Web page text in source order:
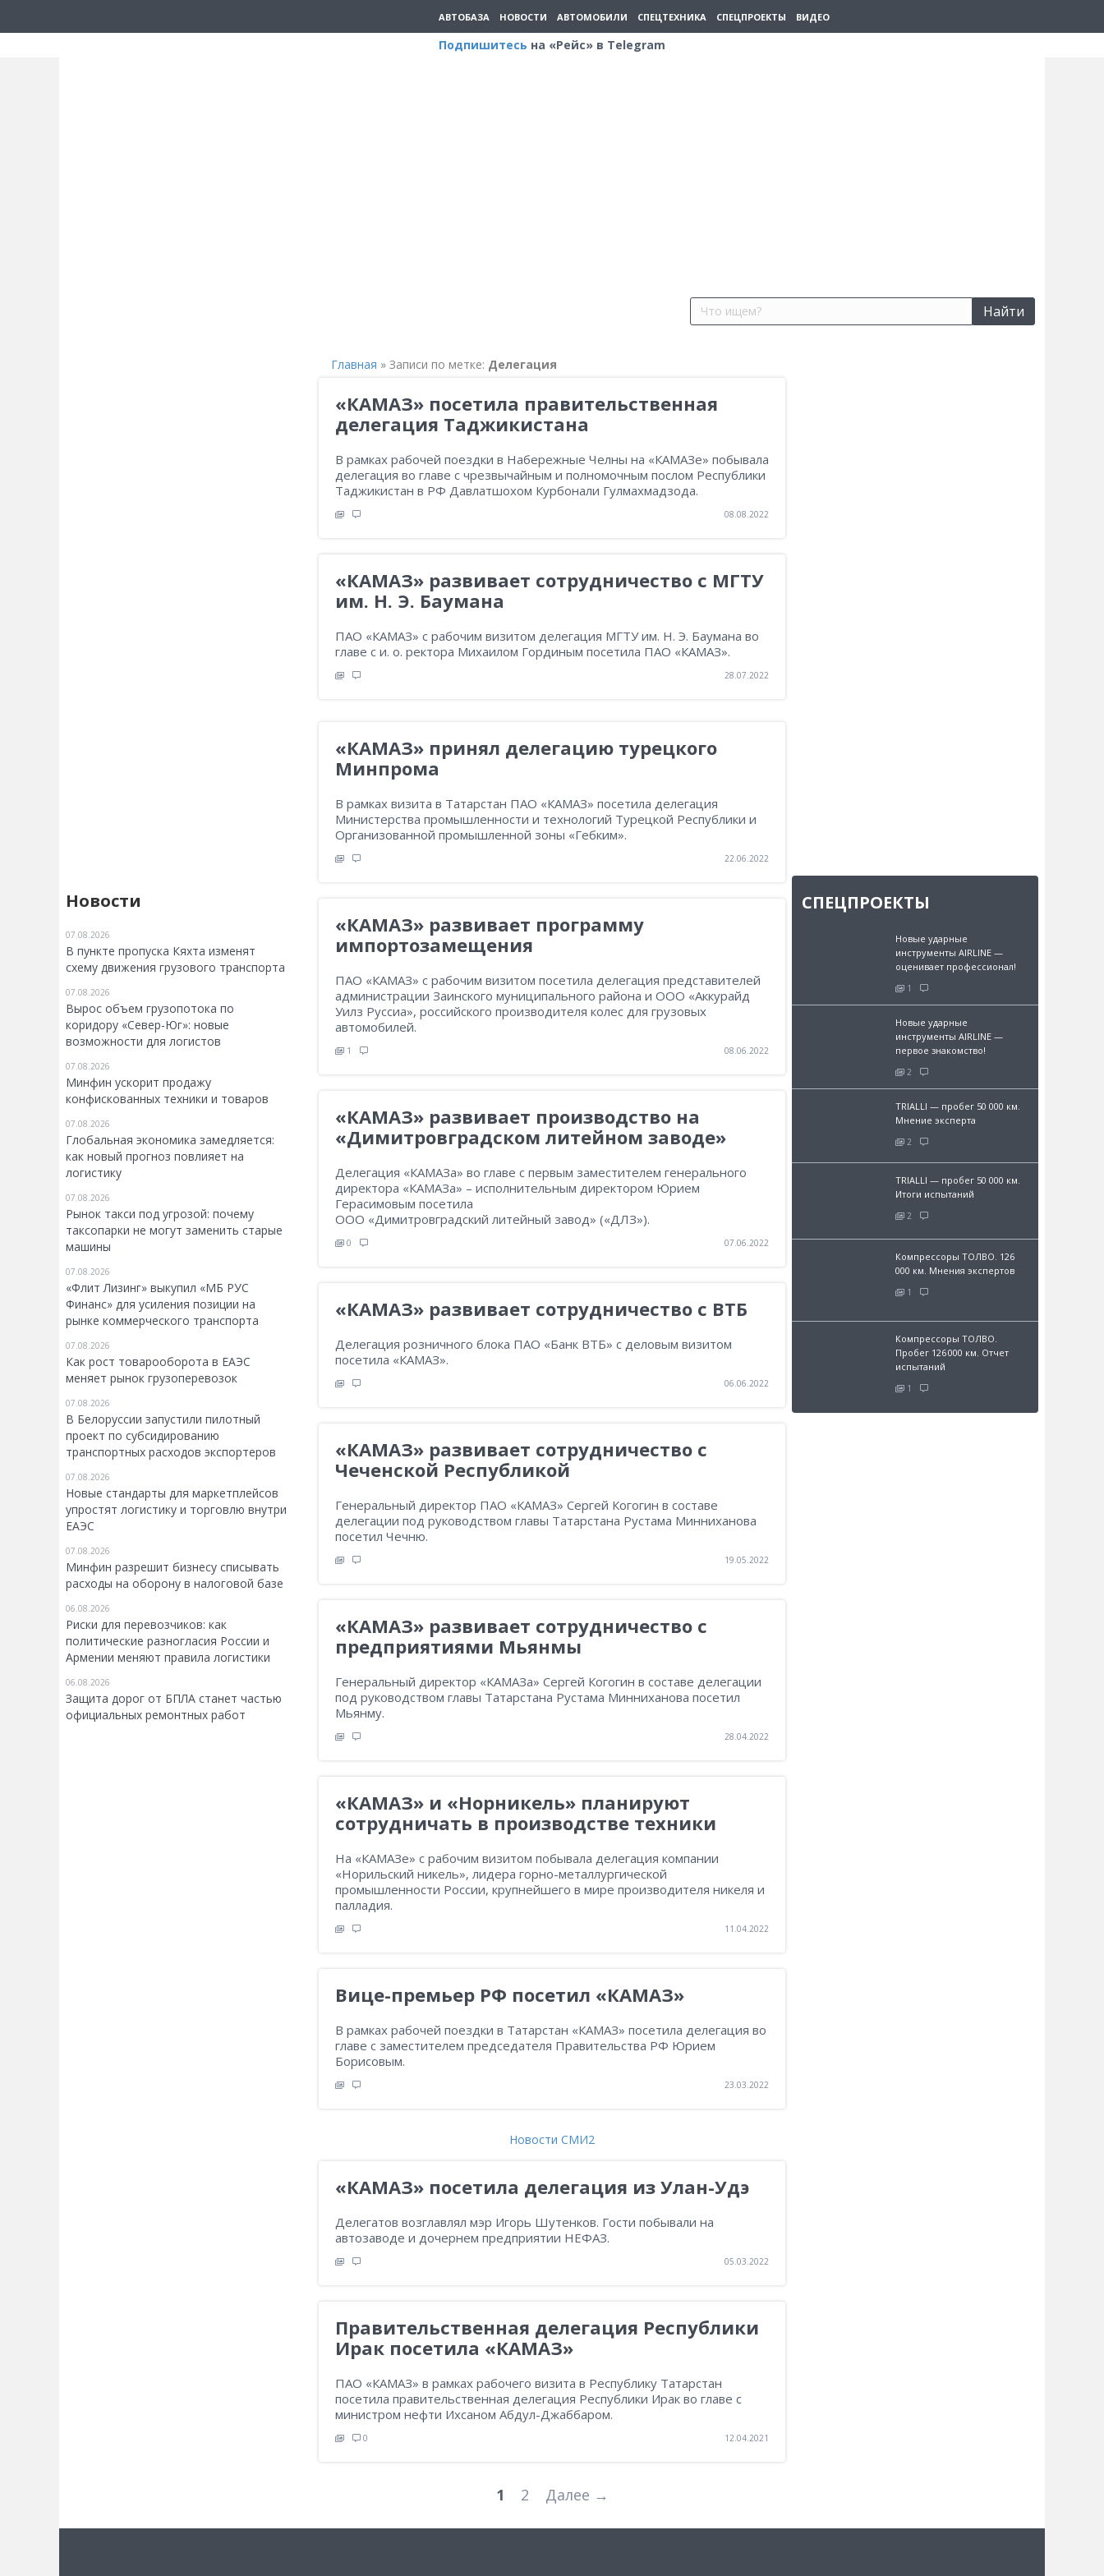
АВТОБАЗА НОВОСТИ АВТОМОБИЛИ СПЕЦТЕХНИКА СПЕЦПРОЕКТЫ ВИДЕО
Подпишитесь на «Рейс» в Telegram
Найти
Новости
07.08.2026
В пункте пропуска Кяхта изменят
схему движения грузового транспорта
07.08.2026
Вырос объем грузопотока по
коридору «Север-Юг»: новые
возможности для логистов
07.08.2026
Минфин ускорит продажу
конфискованных техники и товаров
07.08.2026
Глобальная экономика замедляется:
как новый прогноз повлияет на
логистику
07.08.2026
Рынок такси под угрозой: почему
таксопарки не могут заменить старые
машины
07.08.2026
«Флит Лизинг» выкупил «МБ РУС
Финанс» для усиления позиции на
рынке коммерческого транспорта
07.08.2026
Как рост товарооборота в ЕАЭС
меняет рынок грузоперевозок
07.08.2026
В Белоруссии запустили пилотный
проект по субсидированию
транспортных расходов экспортеров
07.08.2026
Новые стандарты для маркетплейсов
упростят логистику и торговлю внутри
ЕАЭС
07.08.2026
Минфин разрешит бизнесу списывать
расходы на оборону в налоговой базе
06.08.2026
Риски для перевозчиков: как
политические разногласия России и
Армении меняют правила логистики
06.08.2026
Защита дорог от БПЛА станет частью
официальных ремонтных работ
Главная » Записи по метке: Делегация
«КАМАЗ» посетила правительственная
делегация Таджикистана
В рамках рабочей поездки в Набережные Челны на «КАМАЗе» побывала
делегация во главе с чрезвычайным и полномочным послом Республики
Таджикистан в РФ Давлатшохом Курбонали Гулмахмадзода.
08.08.2022
«КАМАЗ» развивает сотрудничество с МГТУ
им. Н. Э. Баумана
ПАО «КАМАЗ» с рабочим визитом делегация МГТУ им. Н. Э. Баумана во
главе с и. о. ректора Михаилом Гординым посетила ПАО «КАМАЗ».
28.07.2022
«КАМАЗ» принял делегацию турецкого
Минпрома
В рамках визита в Татарстан ПАО «КАМАЗ» посетила делегация
Министерства промышленности и технологий Турецкой Республики и
Организованной промышленной зоны «Гебким».
22.06.2022
«КАМАЗ» развивает программу
импортозамещения
ПАО «КАМАЗ» с рабочим визитом посетила делегация представителей
администрации Заинского муниципального района и ООО «Аккурайд
Уилз Руссиа», российского производителя колес для грузовых
автомобилей.
1 08.06.2022
«КАМАЗ» развивает производство на
«Димитровградском литейном заводе»
Делегация «КАМАЗа» во главе с первым заместителем генерального
директора «КАМАЗа» – исполнительным директором Юрием
Герасимовым посетила
ООО «Димитровградский литейный завод» («ДЛЗ»).
0 07.06.2022
«КАМАЗ» развивает сотрудничество с ВТБ
Делегация розничного блока ПАО «Банк ВТБ» с деловым визитом
посетила «КАМАЗ».
06.06.2022
«КАМАЗ» развивает сотрудничество с
Чеченской Республикой
Генеральный директор ПАО «КАМАЗ» Сергей Когогин в составе
делегации под руководством главы Татарстана Рустама Минниханова
посетил Чечню.
19.05.2022
«КАМАЗ» развивает сотрудничество с
предприятиями Мьянмы
Генеральный директор «КАМАЗа» Сергей Когогин в составе делегации
под руководством главы Татарстана Рустама Минниханова посетил
Мьянму.
28.04.2022
«КАМАЗ» и «Норникель» планируют
сотрудничать в производстве техники
На «КАМАЗе» с рабочим визитом побывала делегация компании
«Норильский никель», лидера горно-металлургической
промышленности России, крупнейшего в мире производителя никеля и
палладия.
11.04.2022
Вице-премьер РФ посетил «КАМАЗ»
В рамках рабочей поездки в Татарстан «КАМАЗ» посетила делегация во
главе с заместителем председателя Правительства РФ Юрием
Борисовым.
23.03.2022
Новости СМИ2
«КАМАЗ» посетила делегация из Улан-Удэ
Делегатов возглавлял мэр Игорь Шутенков. Гости побывали на
автозаводе и дочернем предприятии НЕФАЗ.
05.03.2022
Правительственная делегация Республики
Ирак посетила «КАМАЗ»
ПАО «КАМАЗ» в рамках рабочего визита в Республику Татарстан
посетила правительственная делегация Республики Ирак во главе с
министром нефти Ихсаном Абдул-Джаббаром.
0 12.04.2021
1 2 Далее →
СПЕЦПРОЕКТЫ
Новые ударные
инструменты AIRLINE —
оценивает профессионал!
1
Новые ударные
инструменты AIRLINE —
первое знакомство!
2
TRIALLI — пробег 50 000 км.
Мнение эксперта
2
TRIALLI — пробег 50 000 км.
Итоги испытаний
2
Компрессоры ТОЛВО. 126
000 км. Мнения экспертов
1
Компрессоры ТОЛВО.
Пробег 126 000 км. Отчет
испытаний
1